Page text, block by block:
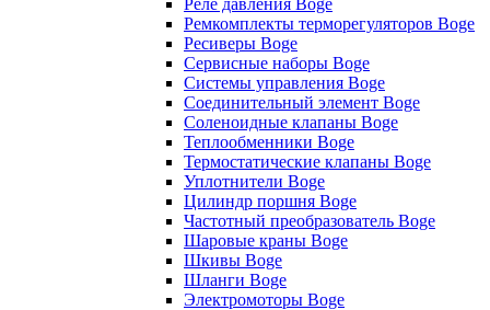
Реле давления Boge
Ремкомплекты терморегуляторов Boge
Ресиверы Boge
Сервисные наборы Boge
Системы управления Boge
Соединительный элемент Boge
Соленоидные клапаны Boge
Теплообменники Boge
Термостатические клапаны Boge
Уплотнители Boge
Цилиндр поршня Boge
Частотный преобразователь Boge
Шаровые краны Boge
Шкивы Boge
Шланги Boge
Электромоторы Boge